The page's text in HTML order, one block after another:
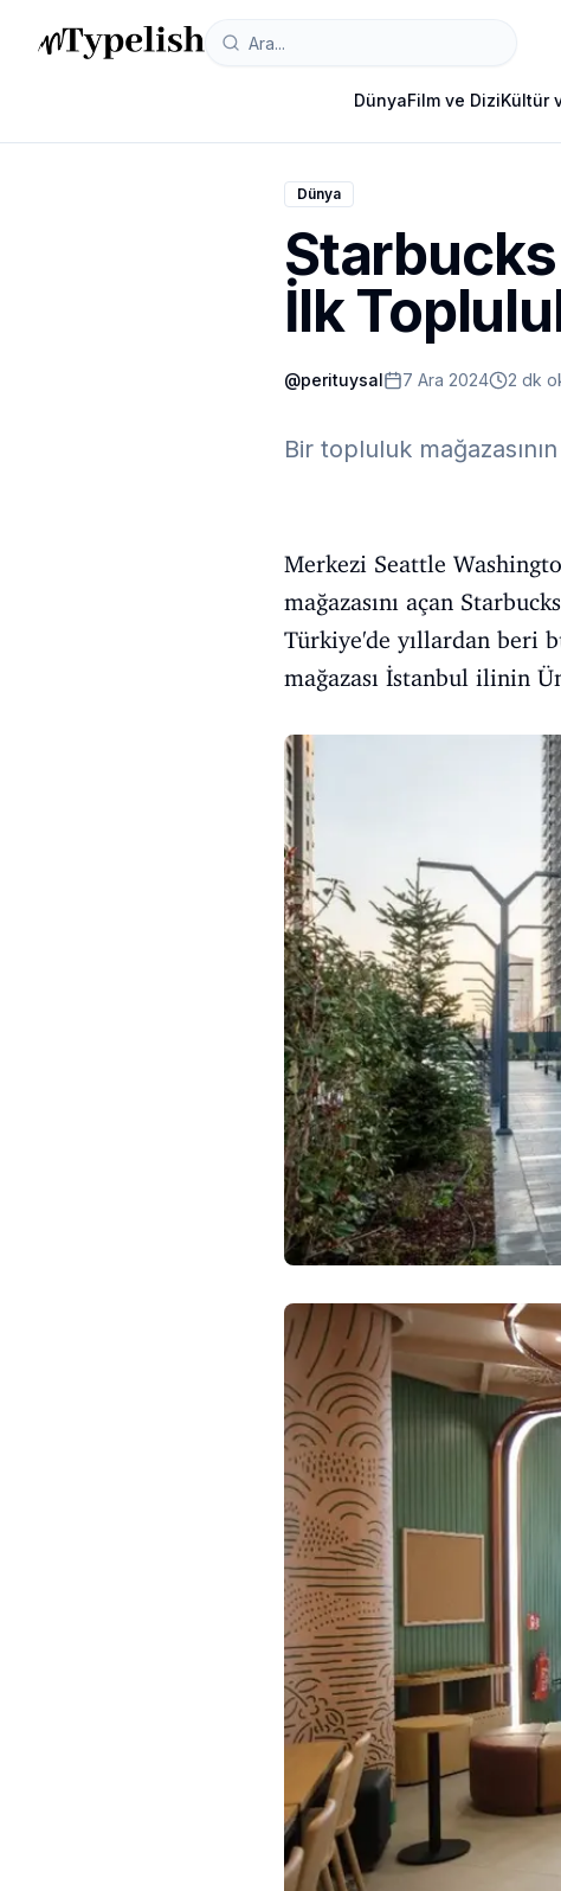
DünyaFilm ve DiziKültür
Dünya
İlk
@perituysal 7 Ara 2024 2 dk
Bir topluluk
Merkezi Seattle
mağazasını açan
Türkiye'de yıllardan beri
mağazası İstanbul ilinin